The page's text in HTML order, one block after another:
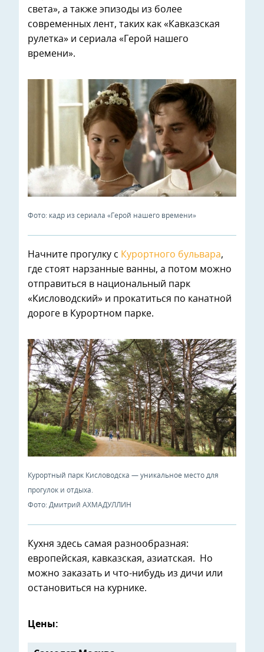
света», а также эпизоды из более
современных лент, таких как «Кавказская
рулетка» и сериала «Герой нашего
времени».
Фото: кадр из сериала «Герой нашего времени»
Начните прогулку с Курортного бульвара,
где стоят нарзанные ванны, а потом можно
отправиться в национальный парк
«Кисловодский» и прокатиться по канатной
дороге в Курортном парке.
Курортный парк Кисловодска — уникальное место для
прогулок и отдыха.
Фото: Дмитрий АХМАДУЛЛИН
Кухня здесь самая разнообразная:
европейская, кавказская, азиатская. Но
можно заказать и что-нибудь из дичи или
остановиться на курнике.
Цены: